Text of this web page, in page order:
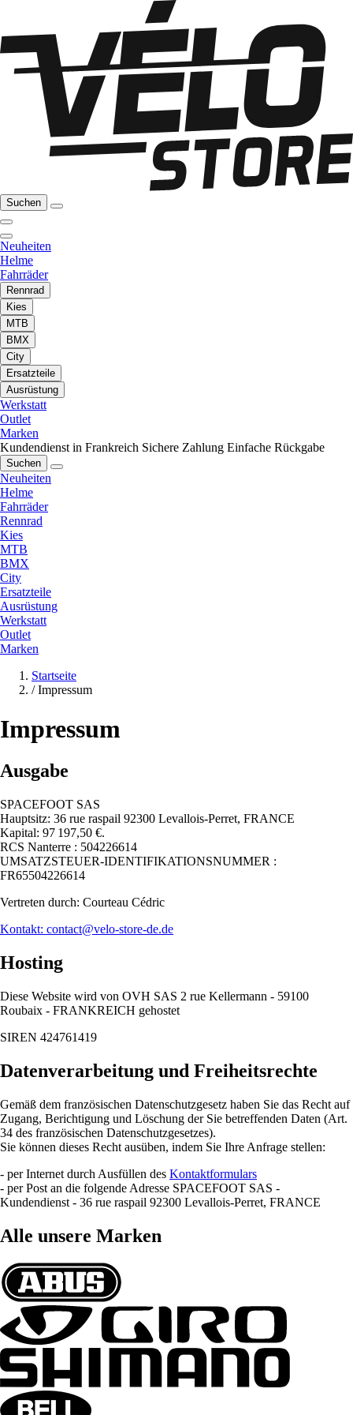
Suchen
Neuheiten
Helme
Fahrräder
Rennrad
Kies
MTB
BMX
City
Ersatzteile
Ausrüstung
Werkstatt
Outlet
Marken
Kundendienst in Frankreich Sichere Zahlung Einfache Rückgabe
Suchen
Neuheiten
Helme
Fahrräder
Rennrad
Kies
MTB
BMX
City
Ersatzteile
Ausrüstung
Werkstatt
Outlet
Marken
Startseite
/ Impressum
Impressum
Ausgabe
SPACEFOOT SAS
Hauptsitz: 36 rue raspail 92300 Levallois-Perret, FRANCE
Kapital: 97 197,50 €.
RCS Nanterre : 504226614
UMSATZSTEUER-IDENTIFIKATIONSNUMMER :
FR65504226614
Vertreten durch: Courteau Cédric
Kontakt: contact@velo-store-de.de
Hosting
Diese Website wird von OVH SAS 2 rue Kellermann - 59100
Roubaix - FRANKREICH gehostet
SIREN 424761419
Datenverarbeitung und Freiheitsrechte
Gemäß dem französischen Datenschutzgesetz haben Sie das Recht auf
Zugang, Berichtigung und Löschung der Sie betreffenden Daten (Art.
34 des französischen Datenschutzgesetzes).
Sie können dieses Recht ausüben, indem Sie Ihre Anfrage stellen:
- per Internet durch Ausfüllen des Kontaktformulars
- per Post an die folgende Adresse SPACEFOOT SAS -
Kundendienst - 36 rue raspail 92300 Levallois-Perret, FRANCE
Alle unsere Marken